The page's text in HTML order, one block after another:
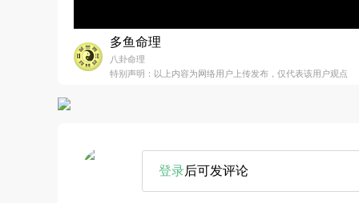
多鱼命理
八卦命理
特别声明：以上内容为网络用户上传发布，仅代表该用户观点
登录后可发评论